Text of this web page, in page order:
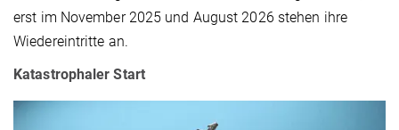
erst im November 2025 und August 2026 stehen ihre
Wiedereintritte an.
Katastrophaler Start